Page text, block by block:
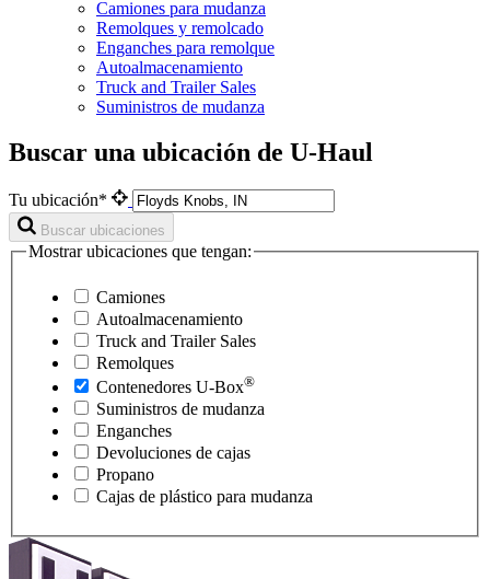
Camiones para mudanza
Remolques y remolcado
Enganches para remolque
Autoalmacenamiento
Truck and Trailer Sales
Suministros de mudanza
Buscar una ubicación de U-Haul
Tu ubicación*
Buscar ubicaciones
Mostrar ubicaciones que tengan:
Camiones
Autoalmacenamiento
Truck and Trailer Sales
Remolques
Contenedores U-Box®
Suministros de mudanza
Enganches
Devoluciones de cajas
Propano
Cajas de plástico para mudanza